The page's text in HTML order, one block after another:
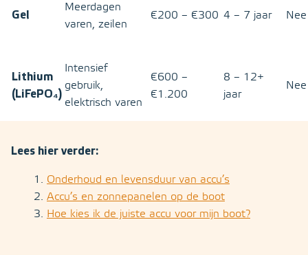
Gel
Meerdagen
varen, zeilen
€200 – €300 4 – 7 jaar Nee
Lithium
(LiFePO₄)
Intensief
gebruik,
elektrisch varen
€600 –
€1.200
8 – 12+
jaar
Nee
Lees hier verder:
Onderhoud en levensduur van accu’s
Accu’s en zonnepanelen op de boot
Hoe kies ik de juiste accu voor mijn boot?